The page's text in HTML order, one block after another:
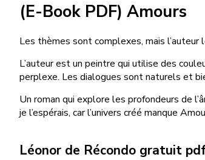
(E-Book PDF) Amours
Les thèmes sont complexes, mais l’auteur
L’auteur est un peintre qui utilise des
perplexe. Les dialogues sont naturels et
Un roman qui explore les profondeurs de
je l’espérais, car l’univers créé manque
Léonor de Récondo gratuit